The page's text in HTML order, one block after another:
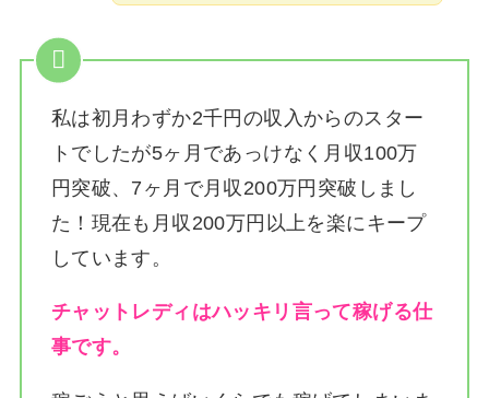
私は初月わずか2千円の収入からのスター
トでしたが5ヶ月であっけなく月収100万
円突破、7ヶ月で月収200万円突破しまし
た！ 現在も月収200万円以上を楽にキープ
しています。
チャットレディはハッキリ言って稼げる仕
事です。